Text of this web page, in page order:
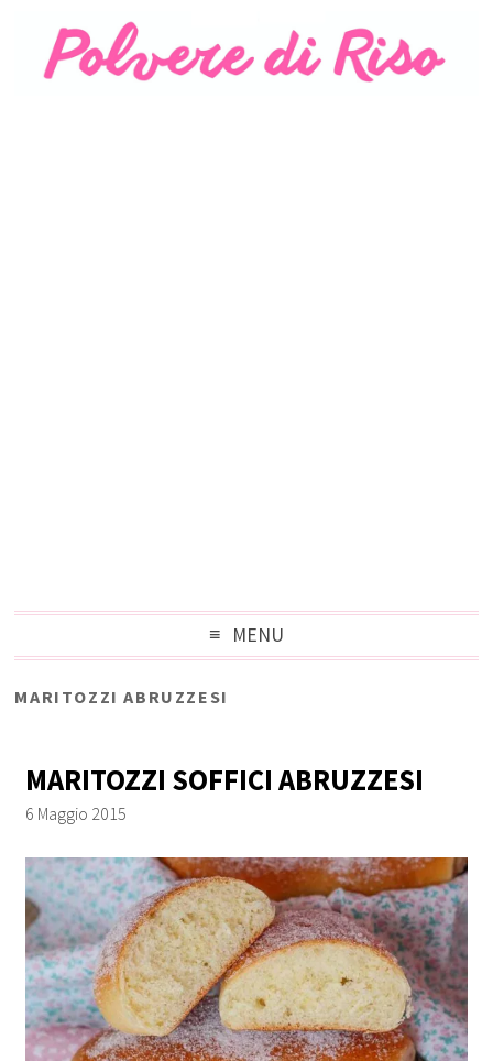
MENU
MARITOZZI ABRUZZESI
MARITOZZI SOFFICI ABRUZZESI
6 Maggio 2015